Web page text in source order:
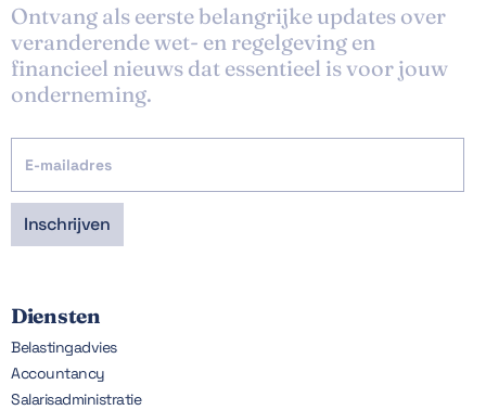
Ontvang als eerste belangrijke updates over
veranderende wet- en regelgeving en
financieel nieuws dat essentieel is voor jouw
onderneming.
Diensten
Belastingadvies
Accountancy
Salarisadministratie